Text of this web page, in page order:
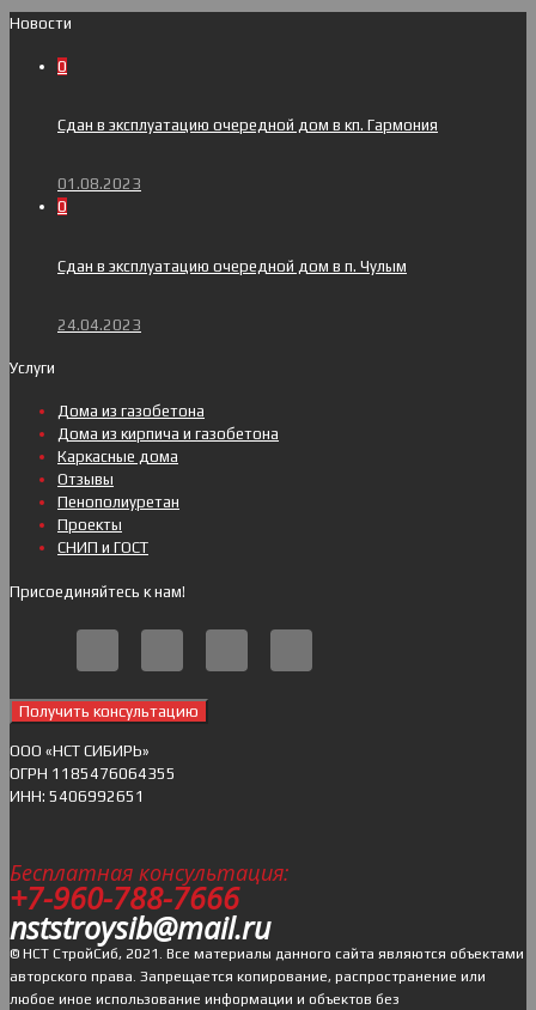
Новости
0
Сдан в эксплуатацию очередной дом в кп. Гармония
01.08.2023
0
Сдан в эксплуатацию очередной дом в п. Чулым
24.04.2023
Услуги
Дома из газобетона
Дома из кирпича и газобетона
Каркасные дома
Отзывы
Пенополиуретан
Проекты
СНИП и ГОСТ
Присоединяйтесь к нам!
Получить консультацию
ОOO «НСТ СИБИРЬ»
ОГРН 1185476064355
ИНН: 5406992651
Бесплатная консультация:
+7-960-788-7666
nststroysib@mail.ru
© НСТ СтройСиб, 2021. Все материалы данного сайта являются объектами
авторского права. Запрещается копирование, распространение или
любое иное использование информации и объектов без